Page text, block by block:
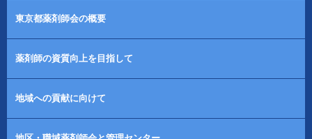
東京都薬剤師会の概要
薬剤師の資質向上を目指して
地域への貢献に向けて